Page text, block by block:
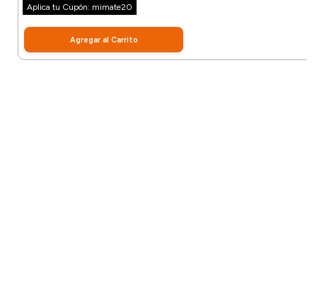
Aplica tu Cupón: mimate20
Agregar al Carrito